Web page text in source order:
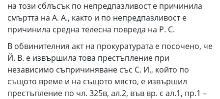
на този сблъсък по непредпазливост е причинила
смъртта на А. А., както и по непредпазливост е
причинила средна телесна повреда на Р. С.
В обвинителния акт на прокуратурата е посочено, че
Й. В. е извършила това престъпление при
независимо съпричиняване със С. И., който по
същото време и на същото място, е извършил
престъпление по чл. 325в, ал.2, във вр. с ал.1, пр.1 –